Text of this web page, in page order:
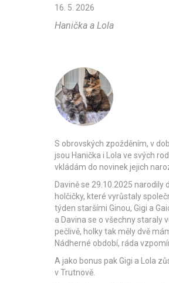
16. 5. 2026
Hanička a Lola
S obrovských zpožděním, v
jsou Hanička i Lola ve svých
vkládám do novinek jejich
Davině se 29.10.2025 narodily
holčičky, které vyrůstaly
týden staršími Ginou, Gigi a
a Davina se o všechny staraly
pečlivě, holky tak měly dvě
Nádherné období, ráda
A jako bonus pak Gigi a Lola
v Trutnově.